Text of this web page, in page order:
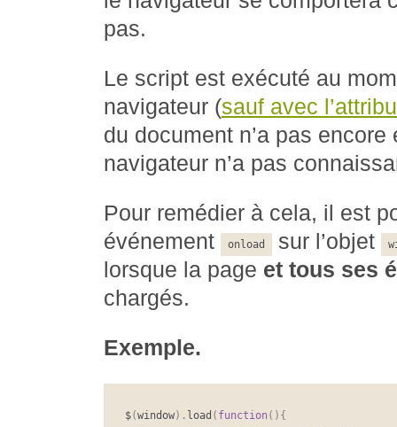
pas.
Le script est exécuté au
navigateur (sauf avec
du document n’a pas encore
navigateur n’a pas
Pour remédier à cela, il est
événement
onload sur l’objet
lorsque la page et tous ses
chargés.
Exemple.
$(window) . load ( function ( ) {